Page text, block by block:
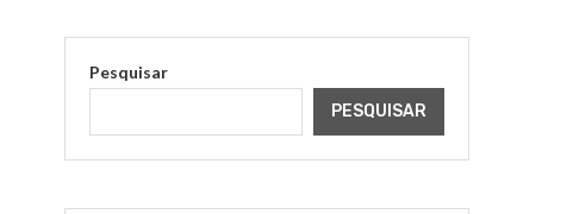
Pesquisar
PESQUISAR